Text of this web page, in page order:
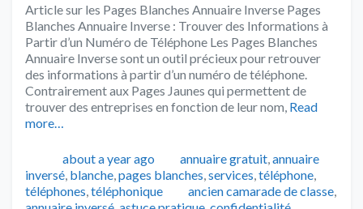
Article sur les Pages Blanches Annuaire Inverse Pages
Blanches Annuaire Inverse : Trouver des Informations à
Partir d’un Numéro de Téléphone Les Pages Blanches
Annuaire Inverse sont un outil précieux pour retrouver
des informations à partir d’un numéro de téléphone.
Contrairement aux Pages Jaunes qui permettent de
trouver des entreprises en fonction de leur nom, Read
more…
Publié
about a year ago Catégories
annuaire gratuit,annuaire
inversé, blanche,pages blanches,services,téléphone,
téléphones,téléphonique Tags
ancien camarade de classe,